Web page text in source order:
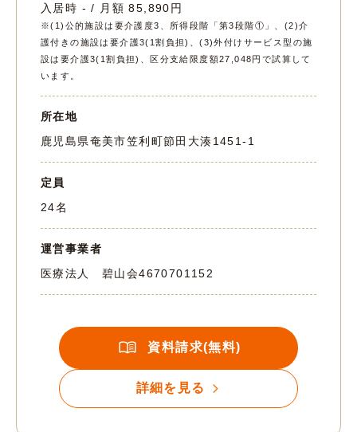
入居時 - / 月額 85,890円
※(1)公的施設は要介護度3、所得段階「第3段階①」、(2)介
護付きの施設は要介護3(1割負担)、(3)外付けサービス型の施
設は要介護3(1割負担)、区分支給限度額27,048円で試算して
います。
所在地
鹿児島県奄美市笠利町節田大湊1451-1
定員
24名
運営事業者
医療法人 碧山会4670701152
資料請求(無料)
詳細を見る